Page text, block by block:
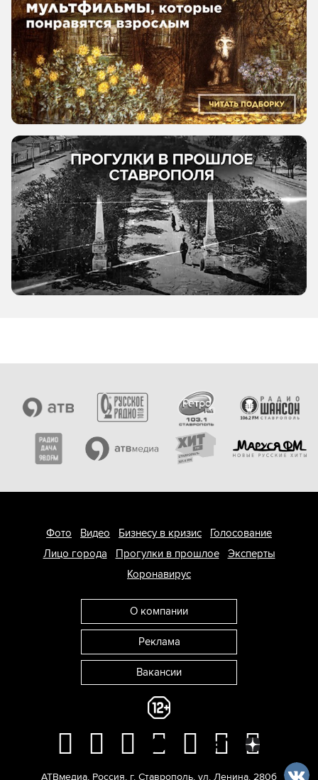
Фото Видео Бизнесу в кризис
Голосование
Лицо города
Прогулки в прошлое
Эксперты
Коронавирус
О компании
Реклама
Вакансии
АТВмедиа, Россия, г. Ставрополь, ул. Ленина, 280б